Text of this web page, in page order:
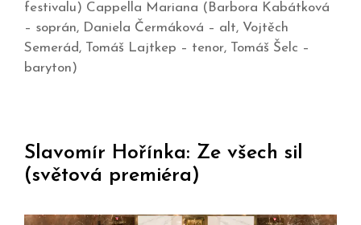
festivalu) Cappella Mariana (Barbora Kabátková
– soprán, Daniela Čermáková – alt, Vojtěch
Semerád, Tomáš Lajtkep – tenor, Tomáš Šelc –
baryton)
Slavomír Hořínka: Ze všech sil
(světová premiéra)